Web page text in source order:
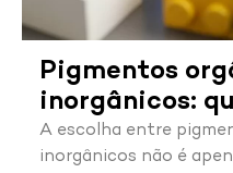
Pigmentos
inorgânicos:
A escolha entre
inorgânicos não é